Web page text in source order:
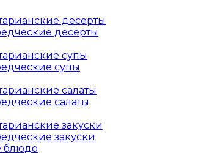
десерты
десерты
супы
супы
салаты
салаты
закуски
закуски
блюдо